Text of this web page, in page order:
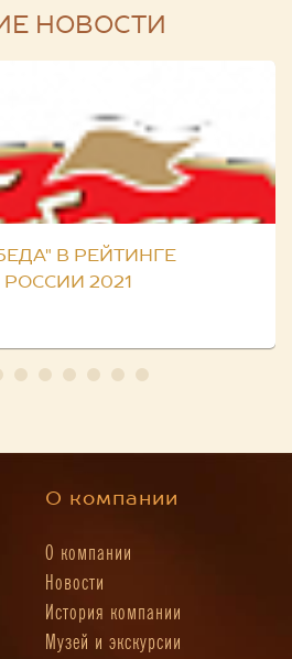
НОВОСТИ
В РЕЙТИНГЕ
2021
О компании
О компании
Новости
История компании
Музей и экскурсии